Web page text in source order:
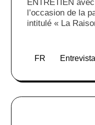
ENTRETIEN
l’occasion de la
intitulé « La
sommes
changer
FR Entrevista